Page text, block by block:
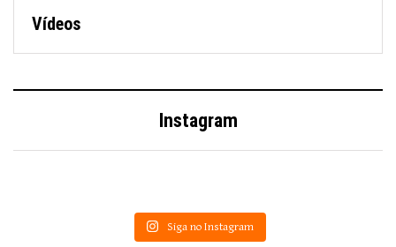
Vídeos
Instagram
Siga no Instagram